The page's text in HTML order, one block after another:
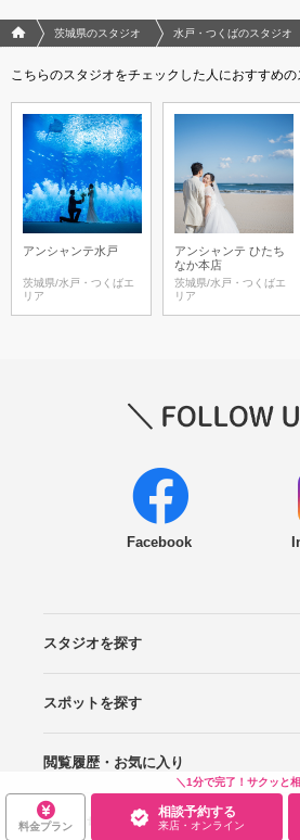
＼1分で完了！サクッと
料金プラン
相談予約する
来店・オンライン
フォトウエディング/結婚写真のPhotorait ホーム
茨城県のスタジオ 水戸・つくばのスタジオ
こちらのスタジオをチェックした人におすすめの
アンシャンテ水戸
茨城県/水戸・つくばエ
リア
アンシャンテ ひたち
なか本店
茨城県/水戸・つくばエ
リア
Facebook
スタジオを探す
エリアから探す
こだわりから探す
NEW PHOTO STYLE
プランから探す
フォトタイプ診断
フォトグラファーから探す
国内リゾートから探す
スポットを探す
ロケーションから探す
スタジオから探す
閲覧履歴・お気に入り
閲覧スタジオ
お気に入り
お役立ち情報